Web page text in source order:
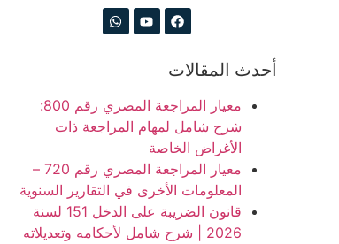
أحدث المقالات
معيار المراجعة المصري رقم 800:
شرح شامل لمهام المراجعة ذات
الأغراض الخاصة
معيار المراجعة المصري رقم 720 –
المعلومات الأخرى في التقارير السنوية
قانون الضريبة على الدخل 151 لسنة
2026 | شرح شامل لأحكامه وتعديلاته